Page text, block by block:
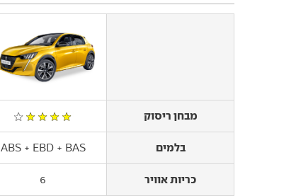
מבחן ריסוק
בלמים
כריות אוויר
מבחן ריסוק
בלמים ABS + EBD + BAS
כריות אוויר 6